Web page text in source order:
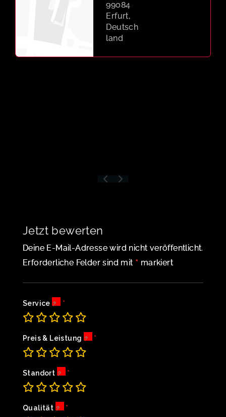
Jetzt bewerten
Deine E-Mail-Adresse wird nicht veröffentlicht.
Erforderliche Felder sind mit * markiert
Service
Preis & Leistung
Standort
Qualität